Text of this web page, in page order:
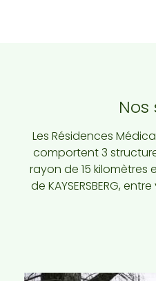
Nos
Les Résidences
comportent 3
rayon de 15 kilomètres
de KAYSERSBERG,